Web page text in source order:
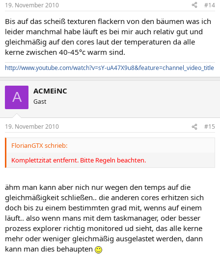
19. November 2010 #14
Bis auf das scheiß texturen flackern von den bäumen was ich
leider manchmal habe läuft es bei mir auch relativ gut und
gleichmäßig auf den cores laut der temperaturen da alle
kerne zwischen 40-45°c warm sind.
http://www.youtube.com/watch?v=sY-uA47X9u8&feature=channel_video_title
A ACMEiNC
Gast
19. November 2010 #15
FlorianGTX schrieb:
Komplettzitat entfernt. Bitte Regeln beachten.
ähm man kann aber nich nur wegen den temps auf die
gleichmäßigkeit schließen.. die anderen cores erhitzen sich
doch bis zu einem bestimmten grad mit, wenns auf einem
läuft.. also wenn mans mit dem taskmanager, oder besser
prozess explorer richtig monitored ud sieht, das alle kerne
mehr oder weniger gleichmäßig ausgelastet werden, dann
kann man dies behaupten